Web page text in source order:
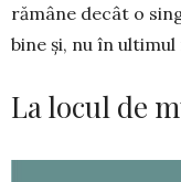
rămâne decât o
bine și, nu în
La locul de